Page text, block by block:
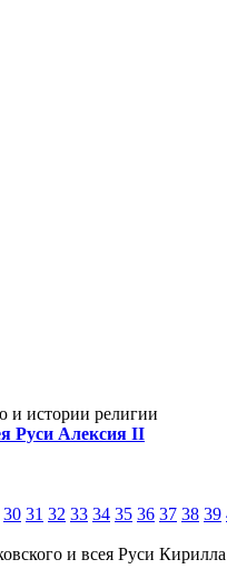
и истории религии
Руси Алексия II
30 31 32 33 34 35 36 37 38 39
и всея Руси Кирилла